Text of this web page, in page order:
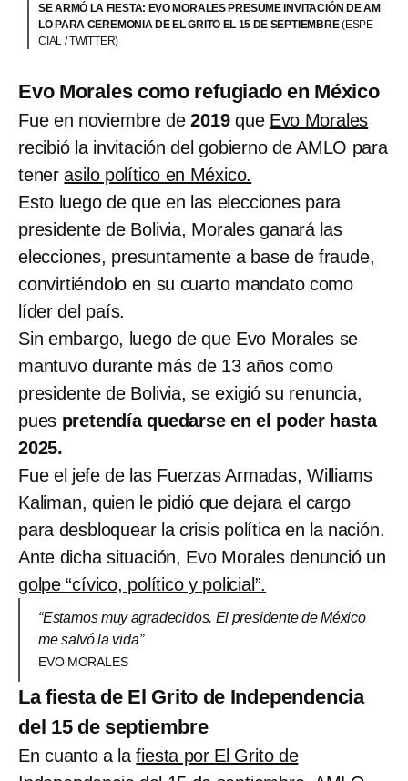
SE ARMÓ LA FIESTA: EVO MORALES PRESUME INVITACIÓN DE AM
LO PARA CEREMONIA DE EL GRITO EL 15 DE SEPTIEMBRE(ESPE
CIAL / TWITTER)
Evo Morales como refugiado en México
Fue en noviembre de2019que Evo Morales
recibió la invitación del gobierno de AMLO para
tenerasilo político en México.
Esto luego de que en las elecciones para
presidente de Bolivia, Morales ganará las
elecciones, presuntamente a base de fraude,
convirtiéndolo en su cuarto mandato como
líder del país.
Sin embargo, luego de que Evo Morales se
mantuvo durante más de 13 años como
presidente de Bolivia, se exigió su renuncia,
pues pretendía quedarse en el poder hasta
2025.
Fue el jefe de las Fuerzas Armadas, Williams
Kaliman, quien le pidió que dejara el cargo
para desbloquear la crisis política en la nación.
Ante dicha situación, Evo Morales denunció un
golpe “cívico, político y policial”.
“Estamos muy agradecidos. El presidente de México
me salvó la vida”
EVO MORALES
La fiesta de El Grito de Independencia
del 15 de septiembre
En cuanto a lafiesta por El Grito de